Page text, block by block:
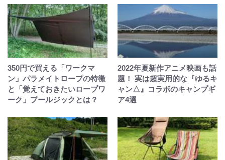
350円で買える「ワークマ
ン」パラメイトロープの特徴
と「覚えておきたいロープワ
ーク」プールジックとは？
2022年夏新作アニメ映画も話
題！ 実は超実用的な『ゆるキ
ャン△』コラボのキャンプギ
ア4選